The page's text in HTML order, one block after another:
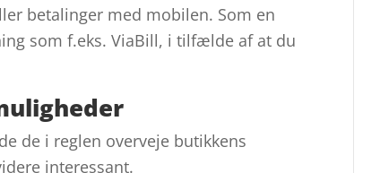
betalinger med mobilen. Som en
som f.eks. ViaBill, i tilfælde af at du
de i reglen overveje butikkens
interessant.